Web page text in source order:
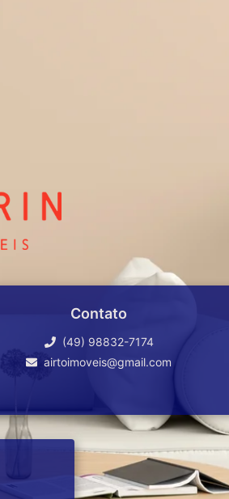
Contato
(49) 98832-7174
airtoimoveis@gmail.com